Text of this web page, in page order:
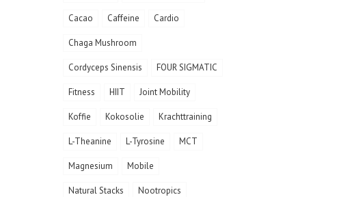
Cacao Caffeine Cardio
Chaga Mushroom
Cordyceps Sinensis FOUR SIGMATIC
Fitness HIIT Joint Mobility
Koffie Kokosolie Krachttraining
L-Theanine L-Tyrosine MCT
Magnesium Mobile
Natural Stacks Nootropics